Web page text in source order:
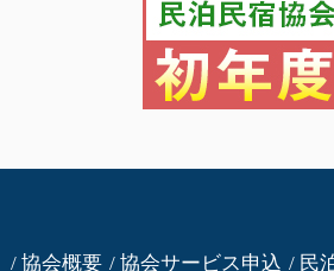
協会概要 協会サービス申込 民